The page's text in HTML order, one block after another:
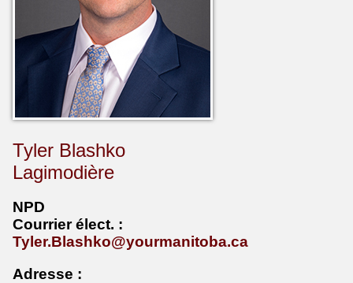
Tyler Blashko
Lagimodière
NPD
Courrierélect. :
Tyler.Blashko@yourmanitoba.ca
Adresse :